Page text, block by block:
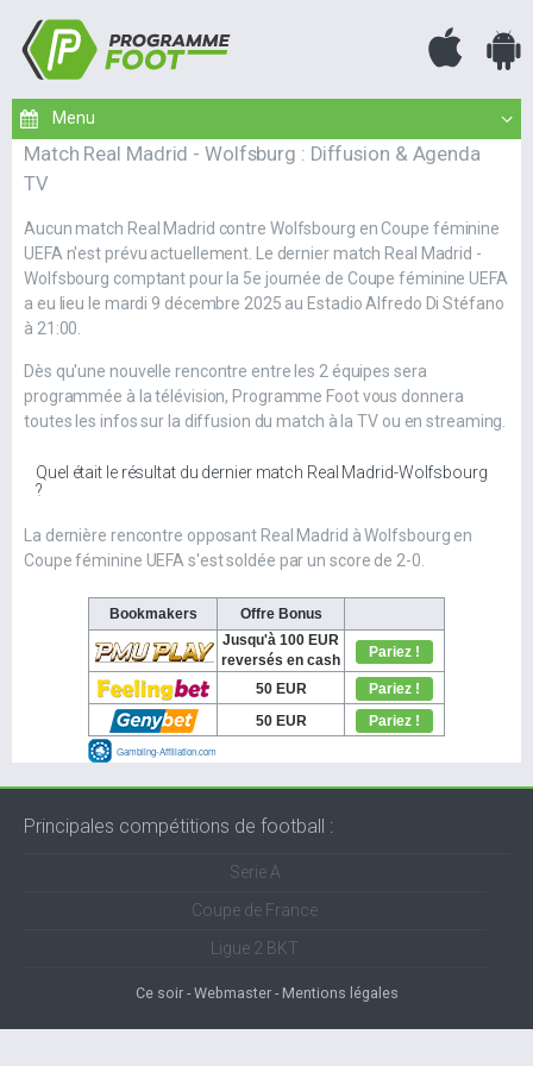
Match Real Madrid - Wolfsburg : Diffusion & Agenda
TV
Aucun match Real Madrid contre Wolfsbourg en Coupe féminine
UEFA n'est prévu actuellement. Le dernier match Real Madrid -
Wolfsbourg comptant pour la 5e journée de Coupe féminine UEFA
a eu lieu le mardi 9 décembre 2025 au Estadio Alfredo Di Stéfano
à 21:00.
Dès qu'une nouvelle rencontre entre les 2 équipes sera
programmée à la télévision, Programme Foot vous donnera
toutes les infos sur la diffusion du match à la TV ou en streaming.
Quel était le résultat du dernier match Real Madrid-Wolfsbourg
?
La dernière rencontre opposant Real Madrid à Wolfsbourg en
Coupe féminine UEFA s'est soldée par un score de 2-0.
Principales compétitions de football :
Serie A
Coupe de France
Ligue 2 BKT
Ce soir Webmaster Mentions légales